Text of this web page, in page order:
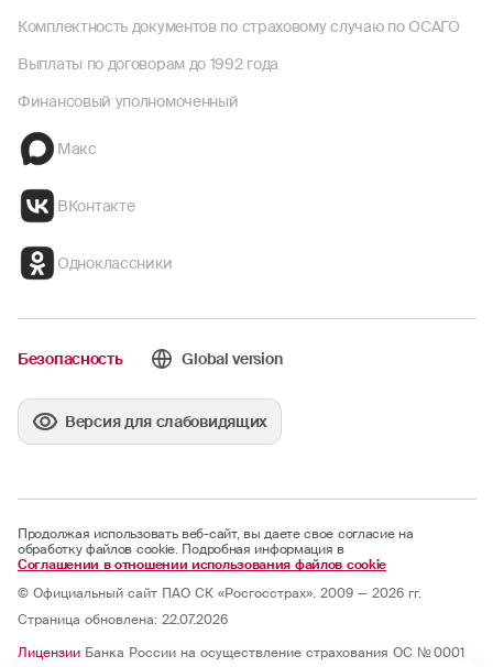
Комплектность документов по страховому случаю по ОСАГО
Выплаты по договорам до 1992 года
Финансовый уполномоченный
Макс
ВКонтакте
Одноклассники
Безопасность Global version
Версия для слабовидящих
Продолжая использовать веб-сайт, вы даете свое согласие на
обработку файлов cookie. Подробная информация в
Соглашении в отношении использования файлов cookie
© Официальный сайт ПАО СК «Росгосстрах». 2009 — 2026 гг.
Страница обновлена: 22.07.2026
Лицензии Банка России на осуществление страхования ОС № 0001